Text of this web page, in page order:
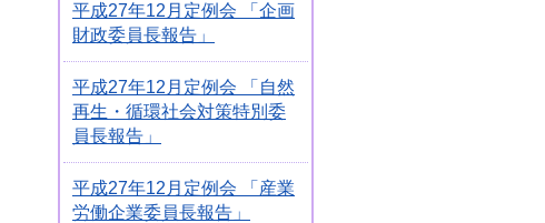
平成27年12月定例会 「企画
財政委員長報告」
平成27年12月定例会 「自然
再生・循環社会対策特別委
員長報告」
平成27年12月定例会 「産業
労働企業委員長報告」